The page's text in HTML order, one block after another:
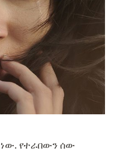
የተራበውን ሰው